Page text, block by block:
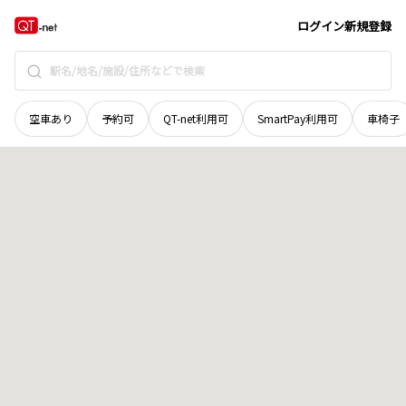
ログイン新規登録
空車あり 予約可 QT-net利用可 SmartPay利用可 車椅子
岡山県